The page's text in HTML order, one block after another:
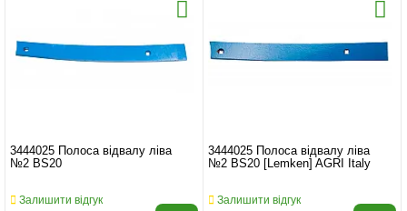
3444025 Полоса відвалу ліва
№2 BS20
Залишити відгук
3444025 Полоса відвалу ліва
№2 BS20 [Lemken] AGRI Italy
Залишити відгук